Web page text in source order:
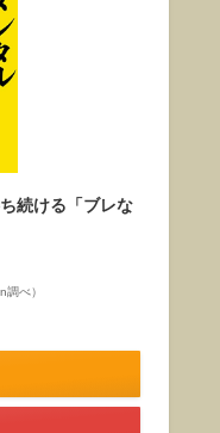
続ける「ブレな
べ）